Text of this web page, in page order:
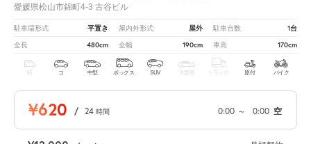
愛媛県松山市錦町4-3 古谷ビル
駐車場形式 平置き 屋内外形式 屋外 駐車台数 1台
全長 480cm 全幅 190cm 車高 170cm
軽 コ 中型 ボックス SUV 大型車 トラック 原付 バイク
¥620 / 24 時間 0:00 ～ 0:00 空